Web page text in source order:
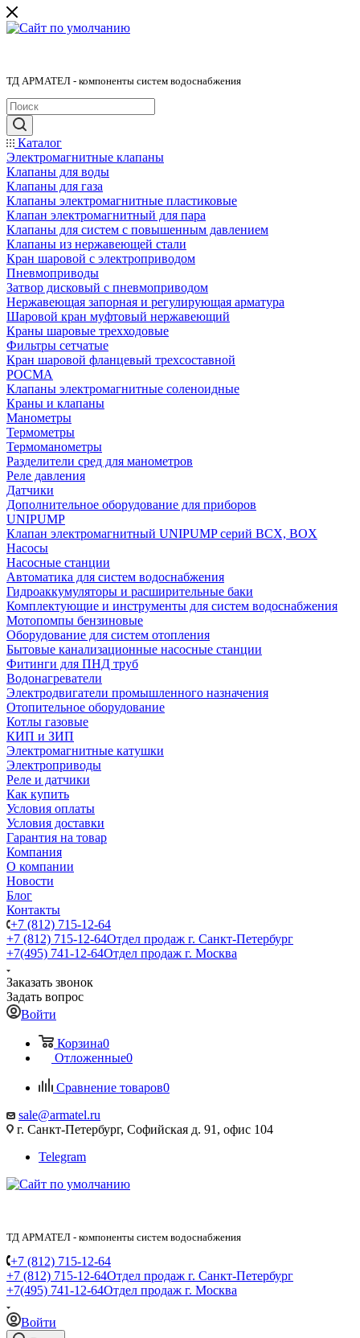
ТД АРМАТЕЛ - компоненты систем водоснабжения
Каталог
Электромагнитные клапаны
Клапаны для воды
Клапаны для газа
Клапаны электромагнитные пластиковые
Клапан электромагнитный для пара
Клапаны для систем с повышенным давлением
Клапаны из нержавеющей стали
Кран шаровой с электроприводом
Пневмоприводы
Затвор дисковый с пневмоприводом
Нержавеющая запорная и регулирующая арматура
Шаровой кран муфтовый нержавеющий
Краны шаровые трехходовые
Фильтры сетчатые
Кран шаровой фланцевый трехсоставной
РОСМА
Клапаны электромагнитные соленоидные
Краны и клапаны
Манометры
Термометры
Термоманометры
Разделители сред для манометров
Реле давления
Датчики
Дополнительное оборудование для приборов
UNIPUMP
Клапан электромагнитный UNIPUMP серий BCX, BOX
Насосы
Насосные станции
Автоматика для систем водоснабжения
Гидроаккумуляторы и расширительные баки
Комплектующие и инструменты для систем водоснабжения
Мотопомпы бензиновые
Оборудование для систем отопления
Бытовые канализационные насосные станции
Фитинги для ПНД труб
Водонагреватели
Электродвигатели промышленного назначения
Отопительное оборудование
Котлы газовые
КИП и ЗИП
Электромагнитные катушки
Электроприводы
Реле и датчики
Как купить
Условия оплаты
Условия доставки
Гарантия на товар
Компания
О компании
Новости
Блог
Контакты
+7 (812) 715-12-64
+7 (812) 715-12-64Отдел продаж г. Санкт-Петербург
+7(495) 741-12-64Отдел продаж г. Москва
Заказать звонок
Задать вопрос
Войти
Корзина0
Отложенные0
Сравнение товаров0
sale@armatel.ru
г. Санкт-Петербург, Софийская д. 91, офис 104
Telegram
ТД АРМАТЕЛ - компоненты систем водоснабжения
+7 (812) 715-12-64
+7 (812) 715-12-64Отдел продаж г. Санкт-Петербург
+7(495) 741-12-64Отдел продаж г. Москва
Войти